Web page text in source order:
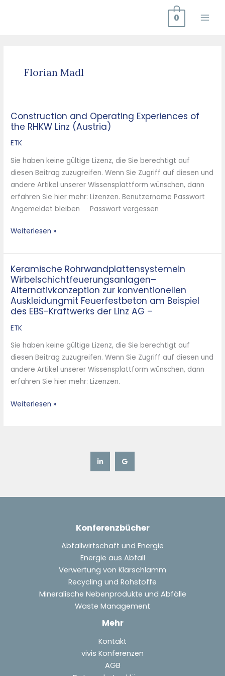
0
Florian Madl
Construction and Operating Experiences of
the RHKW Linz (Austria)
ETK
Sie haben keine gültige Lizenz, die Sie berechtigt auf
diesen Beitrag zuzugreifen. Wenn Sie Zugriff auf diesen und
andere Artikel unserer Wissensplattform wünschen, dann
erfahren Sie hier mehr: Lizenzen. Benutzername Passwort
Angemeldet bleiben Passwort vergessen
Construction
and
Operating
of
the
RHKW
Linz
(Austria)
Weiterlesen »
Keramische Rohrwandplattensystemein
Wirbelschichtfeuerungsanlagen–
Alternativkonzeption zur konventionellen
Auskleidungmit Feuerfestbeton am Beispiel
des EBS-Kraftwerks der Linz AG –
ETK
Sie haben keine gültige Lizenz, die Sie berechtigt auf
diesen Beitrag zuzugreifen. Wenn Sie Zugriff auf diesen und
andere Artikel unserer Wissensplattform wünschen, dann
erfahren Sie hier mehr: Lizenzen.
Keramische
Rohrwandplattensystemein
Wirbelschichtfeuerungsanlagen–
Alternativkonzeption
konventionellen
Auskleidungmit
Feuerfestbeton
am
Beispiel
EBS-
Weiterlesen »
Konferenzbücher
Abfallwirtschaft und Energie
Energie aus Abfall
Verwertung von Klärschlamm
Recycling und Rohstoffe
Mineralische Nebenprodukte und Abfälle
Waste Management
Mehr
Kontakt
vivis Konferenzen
AGB